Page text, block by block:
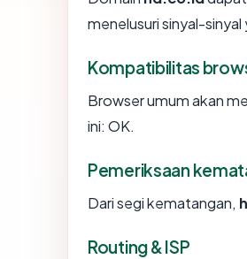
menelusuri sinyal-
Kompatibilitas
Browser umum akan
ini: OK.
Pemeriksaan
Dari segi kematangan,
Routing & ISP